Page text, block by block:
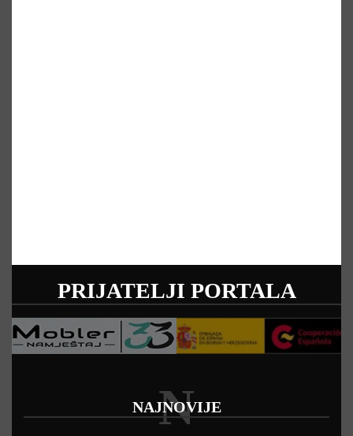
PRIJATELJI PORTALA
NAJNOVIJE
N